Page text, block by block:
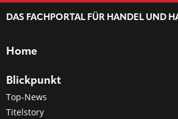
DAS FACHPORTAL FÜR HANDEL UND
Home
Blickpunkt
Top-News
Titelstory